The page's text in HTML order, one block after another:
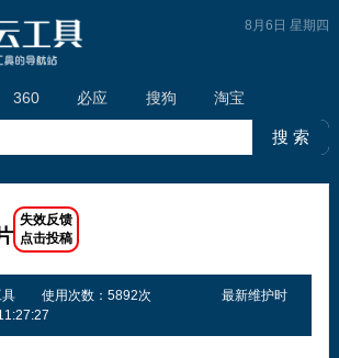
360 必应 搜狗 淘宝
8月6日 星期四
使用次数：5892次
最新维护时